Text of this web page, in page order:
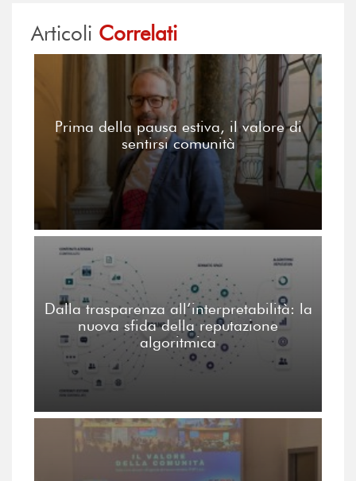
Articoli Correlati
Prima della pausa estiva, il valore di
sentirsi comunità
Dalla trasparenza all’interpretabilità: la
nuova sfida della reputazione
algoritmica